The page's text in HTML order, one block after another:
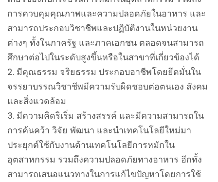
การควบคุมคุณภาพและความปลอดภัยในอาหาร และ
สามารถประกอบวิชาชีพและปฏิบัติงานในหน่วยงาน
ต่างๆ ทั้งในภาครัฐ และภาคเอกชน ตลอดจนสามารถ
ศึกษาต่อไปในระดับสูงขึ้นหรือในสาขาที่เกี่ยวข้องได้
มีคุณธรรม จริยธรรม ประกอบอาชีพโดยยึดมั่นใน
จรรยาบรรณวิชาชีพมีความรับผิดชอบต่อตนเอง สังคม
และสิ่งแวดล้อม
มีความคิดริเริ่ม สร้างสรรค์ และมีความสามารถใน
การค้นคว้า วิจัย พัฒนา และนำเทคโนโลยีใหม่มา
ประยุกต์ใช้กับงานด้านเทคโนโลยีการหมักใน
อุตสาหกรรม รวมถึงความปลอดภัยทางอาหาร อีกทั้ง
สามารถเสนอแนวทางในการแก้ไขปัญหาโดยการใช้